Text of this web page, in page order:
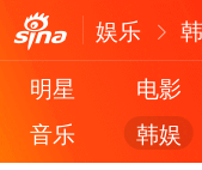
娱乐
明星
电影
音乐
韩娱